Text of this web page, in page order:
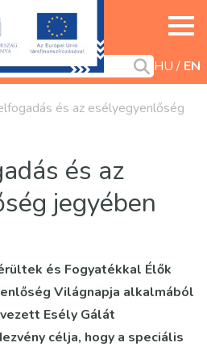
HU EN
és az esélyegyenlőség
és az
jegyében
és Fogyatékkal Élők
Világnapja alkalmából
Esély Gálát
célja, hogy a speciális